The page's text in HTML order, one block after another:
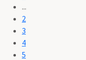
...
2
3
4
5